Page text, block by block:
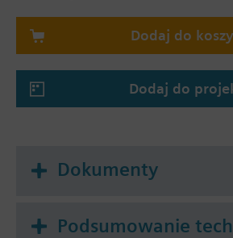
Dodaj do
Dodaj do
Dokumenty
Podsumowanie